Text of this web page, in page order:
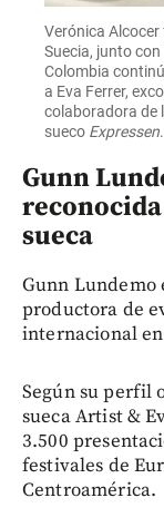
Verónica
Suecia, junto
Colombia
a Eva Ferrer,
colaboradora de
sueco Expressen.
Gunn
sueca
Gunn Lundemo
productora de
internacional
Según su perfil
sueca Artist &
3.500
festivales de
Centroamérica.